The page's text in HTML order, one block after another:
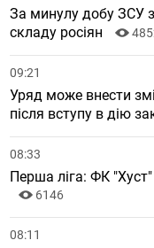
За минулу добу ЗСУ
складу росіян
09:21
Уряд може внести
після вступу в дію
08:33
Перша ліга: ФК
6146
08:11